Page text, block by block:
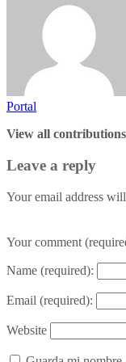
Portal
View all
Leave a reply
Your email address
Your comment
Name (required):
Email (required):
Website